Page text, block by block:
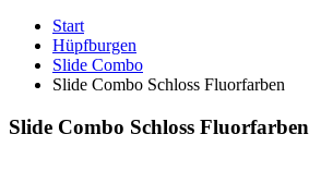
Start
Hüpfburgen
Slide Combo
Slide Combo Schloss Fluorfarben
Slide Combo Schloss Fluorfarben